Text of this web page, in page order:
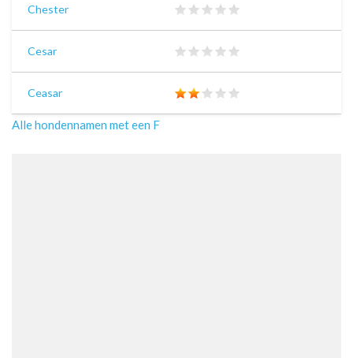
Chester
Cesar
Ceasar
Alle hondennamen met een F